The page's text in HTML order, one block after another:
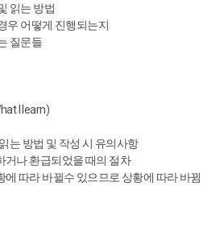
읽는 방법
우 어떻게 진행되는지
질문들
I learn)
는 방법 및 작성 시 유의사항
거나 환급되었을 때의 절차
따라 바뀔수 있으므로 상황에 따라 바뀜